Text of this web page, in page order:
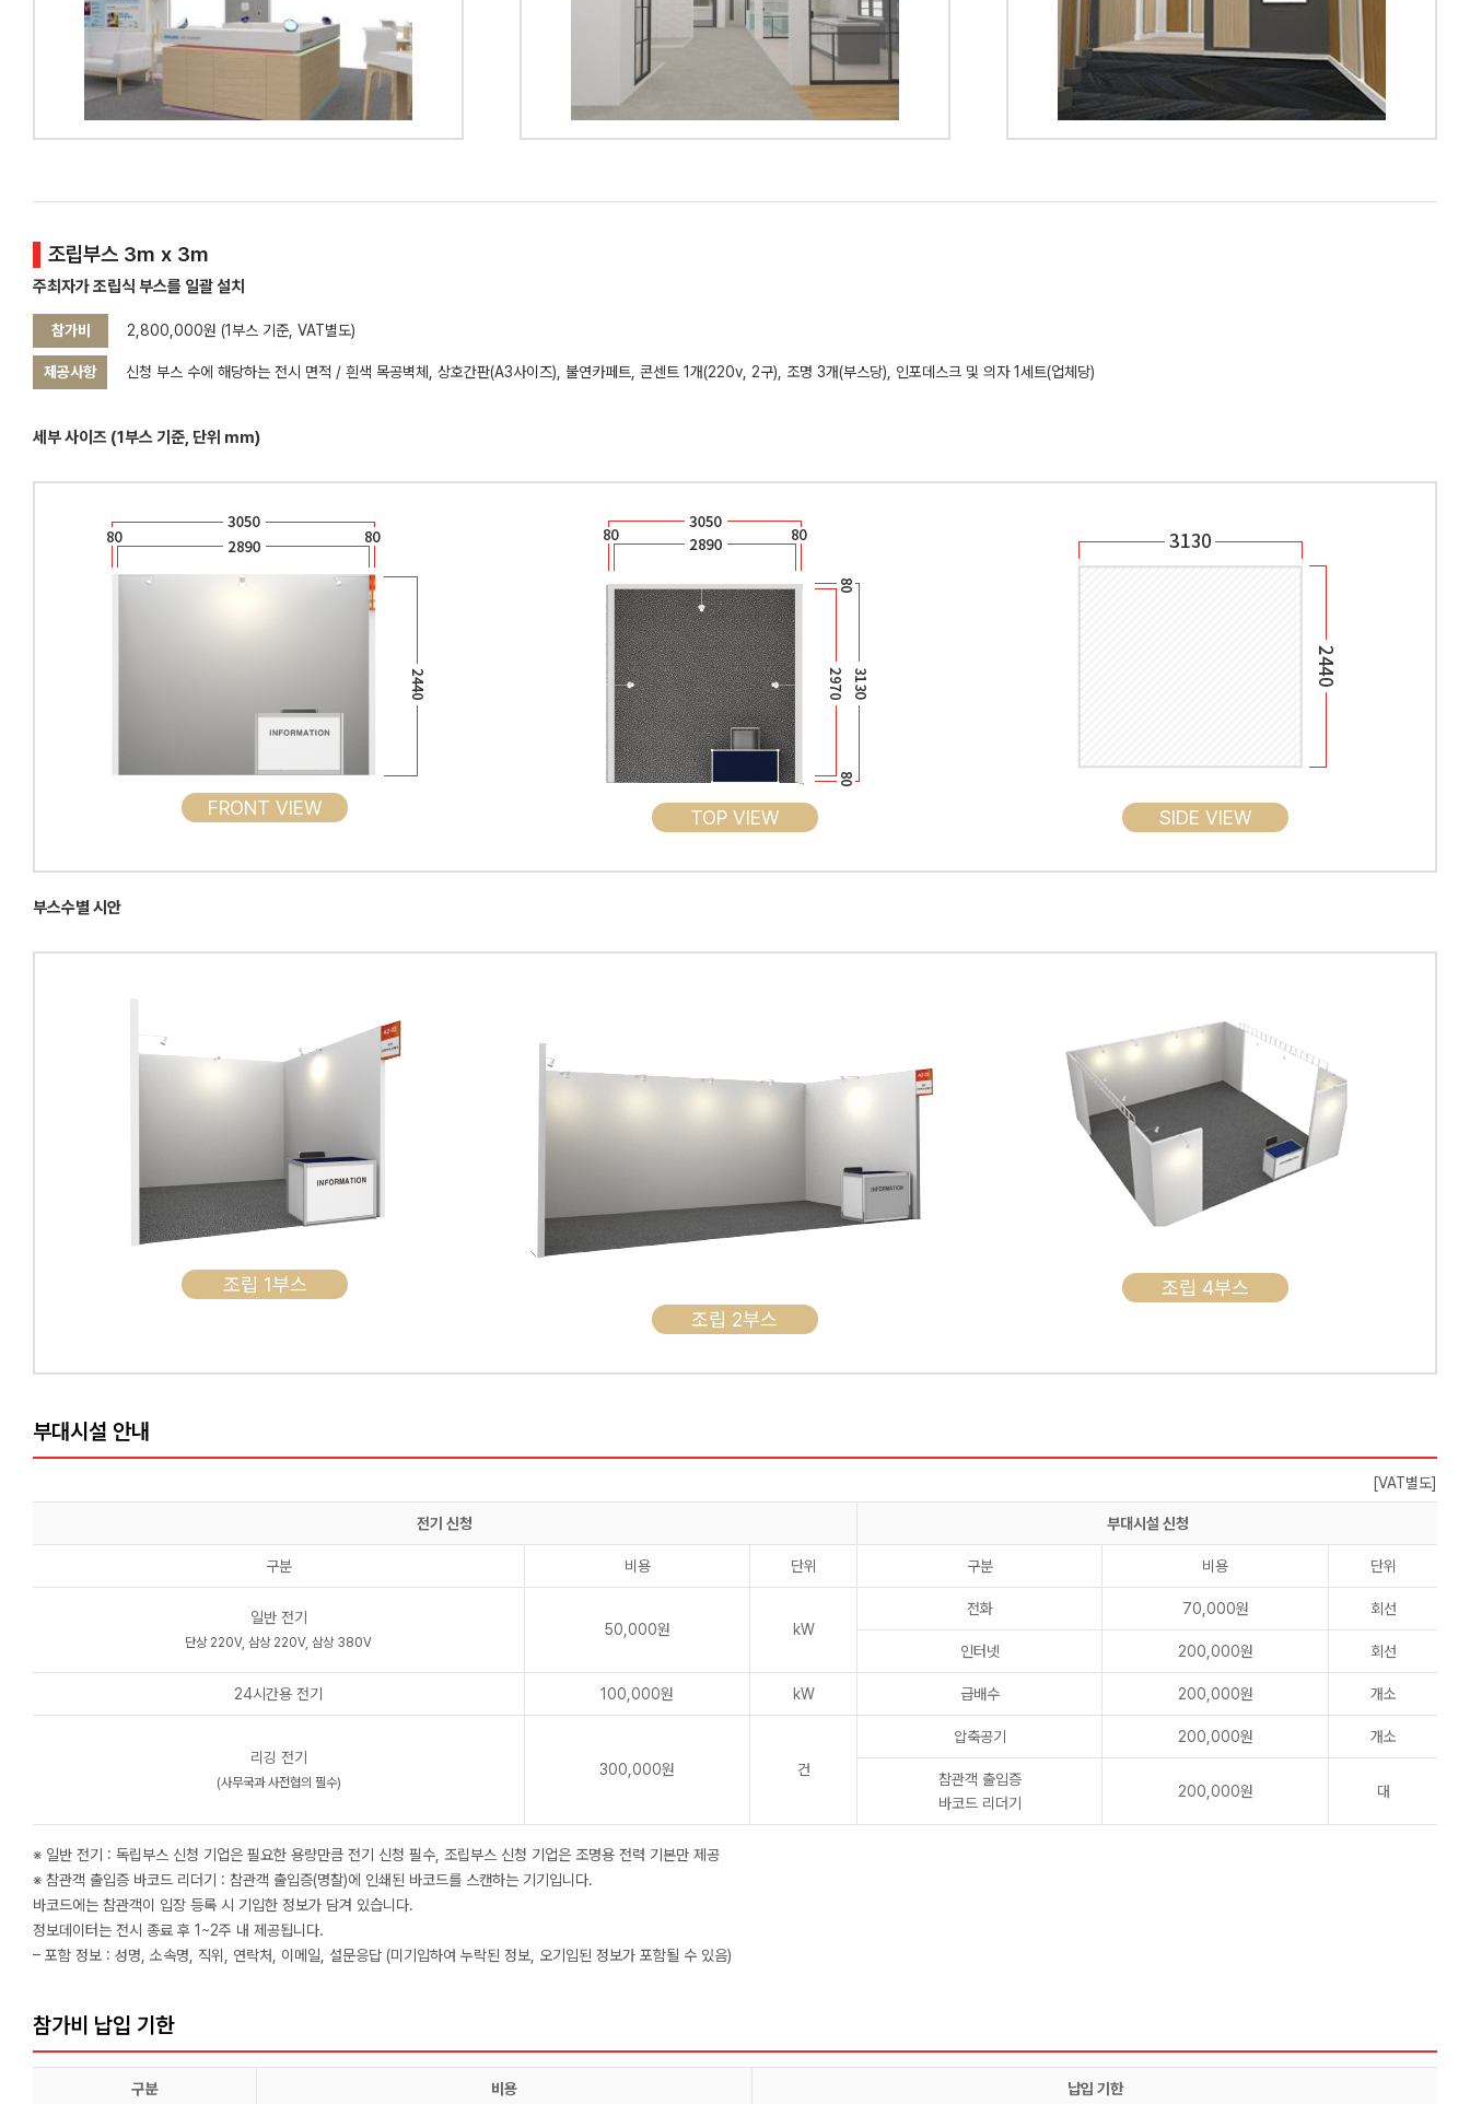
조립부스 3m x 3m
주최자가 조립식 부스를 일괄 설치
참가비 2,800,000원 (1부스 기준, VAT별도)
제공사항 신청 부스 수에 해당하는 전시 면적 / 흰색 목공벽체, 상호간판(A3사이즈), 불연카페트, 콘센트 1개(220v, 2구), 조명 3개(부스당), 인포데스크 및 의자 1세트(업체당)
세부 사이즈 (1부스 기준, 단위 mm)
FRONT VIEW TOP VIEW SIDE VIEW
부스수별 시안
조립 1부스
조립 2부스
조립 4부스
부대시설 안내
[VAT별도]
전기 신청 부대시설 신청
구분 비용 단위 구분 비용 단위
일반 전기
단상 220V, 삼상 220V, 삼상 380V
50,000원 kW
전화 70,000원 회선
인터넷 200,000원 회선
24시간용 전기 100,000원 kW 급배수 200,000원 개소
리깅 전기
(사무국과 사전협의 필수)
300,000원 건
압축공기 200,000원 개소
참관객 출입증
바코드 리더기
200,000원 대
※ 일반 전기 : 독립부스 신청 기업은 필요한 용량만큼 전기 신청 필수, 조립부스 신청 기업은 조명용 전력 기본만 제공
※ 참관객 출입증 바코드 리더기 : 참관객 출입증(명찰)에 인쇄된 바코드를 스캔하는 기기입니다.
바코드에는 참관객이 입장 등록 시 기입한 정보가 담겨 있습니다.
정보데이터는 전시 종료 후 1~2주 내 제공됩니다.
– 포함 정보 : 성명, 소속명, 직위, 연락처, 이메일, 설문응답 (미기입하여 누락된 정보, 오기입된 정보가 포함될 수 있음)
참가비 납입 기한
구분 비용 납입 기한